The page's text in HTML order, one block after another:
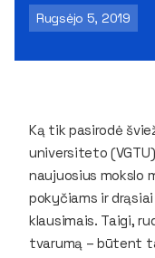
Rugsėjo 5, 2019
Ką tik pasirodė
universiteto (VGTU)
naujuosius mokslo
pokyčiams ir
klausimais. Taigi,
tvarumą – būtent